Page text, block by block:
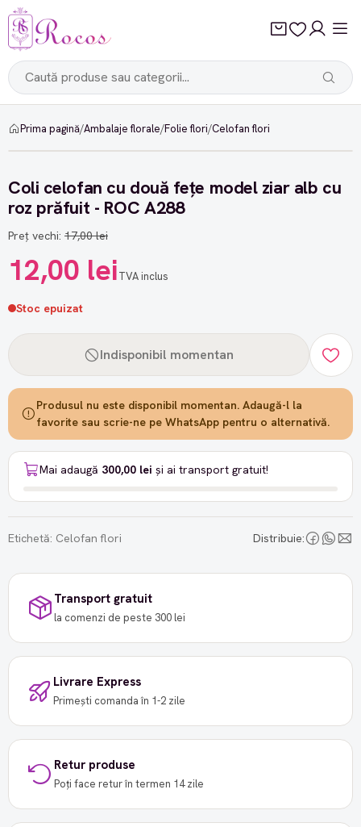
Prima pagină/Ambalaje florale/Folie flori/Celofan flori
-29%
Coli celofan cu două fețe model ziar alb cu
roz prăfuit - ROC A288
Preț vechi: 17,00 lei
12,00 leiTVA inclus
Stoc epuizat
Indisponibil momentan
Produsul nu este disponibil momentan. Adaugă-l la
favorite sau scrie-ne pe WhatsApp pentru o alternativă.
Mai adaugă 300,00 lei și ai transport gratuit!
Etichetă: Celofan flori Distribuie:
Transport gratuit
la comenzi de peste 300 lei
Livrare Express
Primești comanda în 1-2 zile
Retur produse
Poți face retur în termen 14 zile